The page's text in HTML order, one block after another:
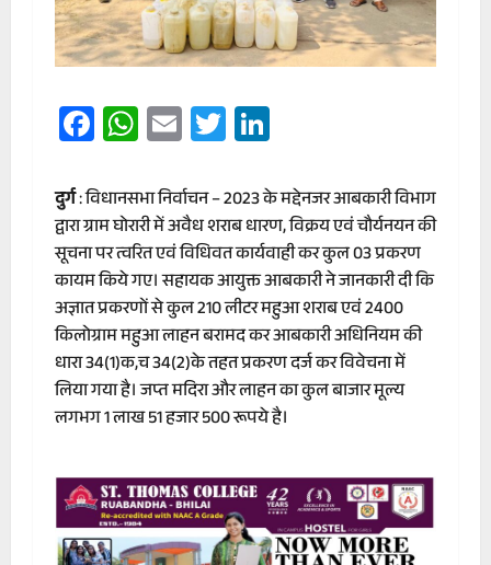
Facebook
WhatsApp
EmailTwitter
दुर्ग: विधानसभा निर्वाचन – 2023 के मद्देनजर आबकारी विभाग
द्वारा ग्राम घोरारी में अवैध शराब धारण, विक्रय एवं चौर्यनयन की
सूचना पर त्वरित एवं विधिवत कार्यवाही कर कुल 03 प्रकरण
कायम किये गए। सहायक आयुक्त आबकारी ने जानकारी दी कि
अज्ञात प्रकरणों से कुल 210 लीटर महुआ शराब एवं 2400
किलोग्राम महुआ लाहन बरामद कर आबकारी अधिनियम की
धारा 34(1)क,च 34(2)के तहत प्रकरण दर्ज कर विवेचना में
लिया गया है। जप्त मदिरा और लाहन का कुल बाजार मूल्य
लगभग 1 लाख 51 हजार 500 रूपये है।